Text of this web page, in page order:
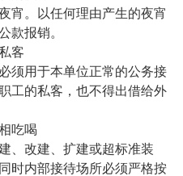
宵。以任何理由产生的夜宵
款报销。
客
须用于本单位正常的公务接
工的私客，也不得出借给外
吃喝
、改建、扩建或超标准装
时内部接待场所必须严格按